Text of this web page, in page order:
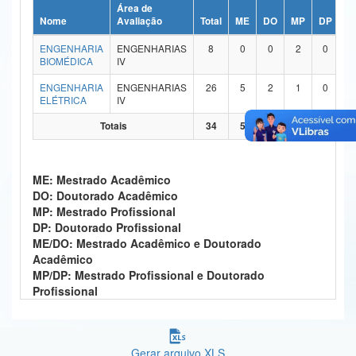
Ministério da Ciência, Tecnologia, Inovações e Comunicações
Ministério do Meio Ambiente
Ministério do Turismo
Ministério do Desenvolvimento Regional
Ministério da Mulher, da Família e dos Direitos Humanos
Secretaria-Geral
Secretaria de Governo
Gabinete de Segurança Institucional
Nome
Área de
Avaliação
Total ME DO MP DP
ENGENHARIA
BIOMÉDICA
ENGENHARIAS
IV
8 0 0 2 0
ENGENHARIA
ELÉTRICA
ENGENHARIAS
IV
26 5 2 1 0
Totais 34 5 2 3 0
ME: Mestrado Acadêmico
DO: Doutorado Acadêmico
MP: Mestrado Profissional
DP: Doutorado Profissional
ME/DO: Mestrado Acadêmico e Doutorado
Acadêmico
MP/DP: Mestrado Profissional e Doutorado
Profissional
Gerar arquivo XLS